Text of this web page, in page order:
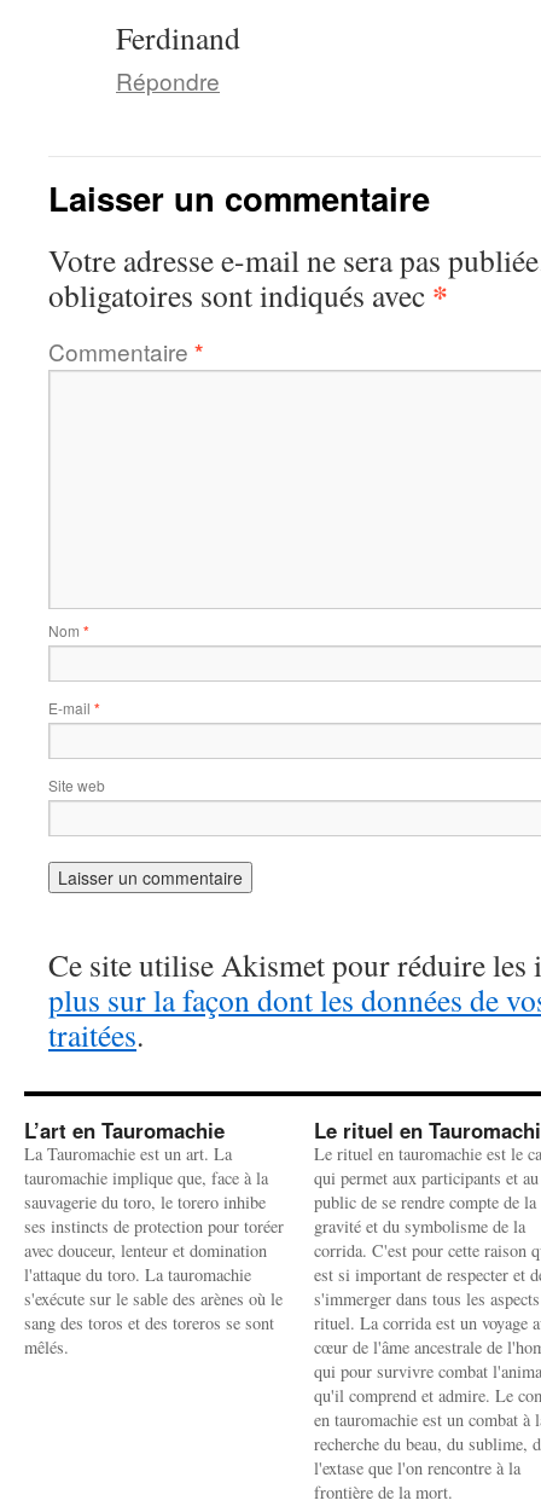
Ferdinand
Répondre
Laisser un commentaire
Votre adresse e-mail ne sera pas
obligatoires sont indiqués avec *
Commentaire *
Nom *
E-mail *
Site web
Ce site utilise Akismet pour réduire les
plus sur la façon dont les données de
traitées.
L’art en Tauromachie
La Tauromachie est un art. La
tauromachie implique que, face à la
sauvagerie du toro, le torero inhibe
ses instincts de protection pour toréer
avec douceur, lenteur et domination
l'attaque du toro. La tauromachie
s'exécute sur le sable des arènes où le
sang des toros et des toreros se sont
mêlés.
Le rituel en
Le rituel en tauromachie est le
qui permet aux participants et au
public de se rendre compte de la
gravité et du symbolisme de la
corrida. C'est pour cette raison
est si important de respecter et
s'immerger dans tous les
rituel. La corrida est un voyage
cœur de l'âme ancestrale de
qui pour survivre combat
qu'il comprend et admire. Le
en tauromachie est un combat à
recherche du beau, du sublime,
l'extase que l'on rencontre à la
frontière de la mort.